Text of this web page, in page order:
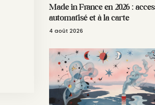
Made in France en 2026 :
automatisé et à la carte
4 août 2026